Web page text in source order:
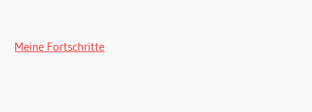
Meine Fortschritte